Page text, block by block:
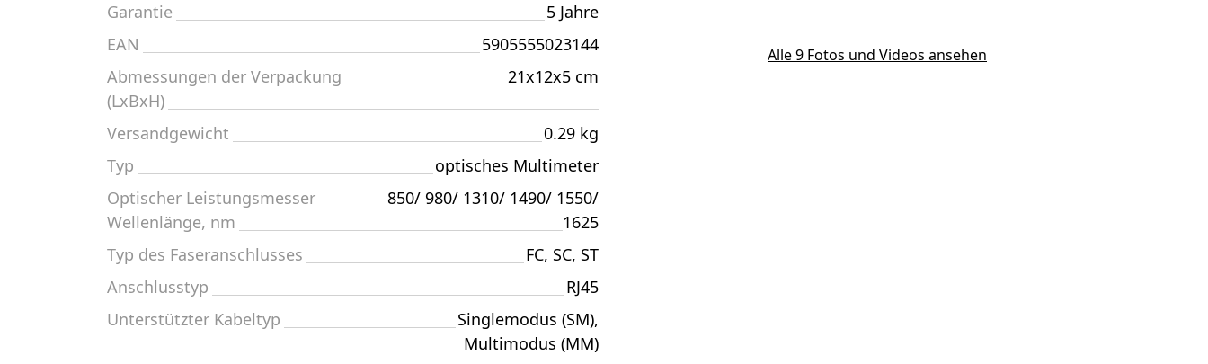
Alle 9 Fotos und Videos ansehen
Garantie
5 Jahre
EAN
5905555023144
Abmessungen der Verpackung
(LxBxH)
21x12x5 cm
Versandgewicht
0.29 kg
Typ
optisches Multimeter
Optischer Leistungsmesser
Wellenlänge, nm
850/ 980/ 1310/ 1490/ 1550/
1625
Typ des Faseranschlusses
FC, SC, ST
Anschlusstyp
RJ45
Unterstützter Kabeltyp
Singlemodus (SM),
Multimodus (MM)